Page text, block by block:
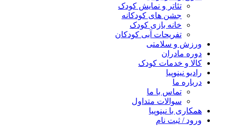
تئاتر و نمایش کودک
جشن های کودکانه
خانه بازی کودک
تفریحات آبی کودکان
ورزش و سلامتی
دوره مادران
کالا و خدمات کودک
رادیو نینوپیا
درباره ما
تماس با ما
سوالات متداول
همکاری با نینوپیا
ورود / ثبت نام